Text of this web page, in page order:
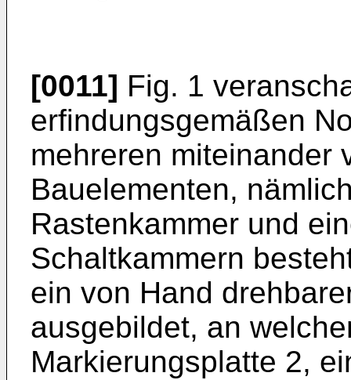
[0011] Fig. 1
erfindungsgemäßen
mehreren miteinander
Bauelementen,
Rastenkammer und
Schaltkammern
ein von Hand
ausgebildet, an
Markierungsplatte 2,